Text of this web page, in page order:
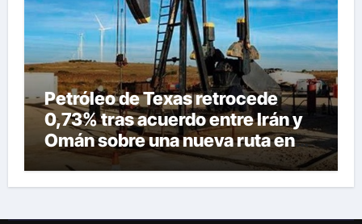
Petróleo de Texas retrocede
0,73% tras acuerdo entre Irán y
Omán sobre una nueva ruta en
Ormuz